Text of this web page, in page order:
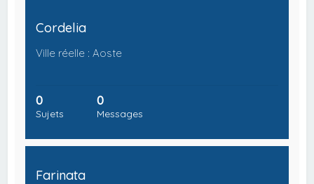
Cordelia
Ville réelle : Aoste
0
Sujets
0
Messages
Farinata